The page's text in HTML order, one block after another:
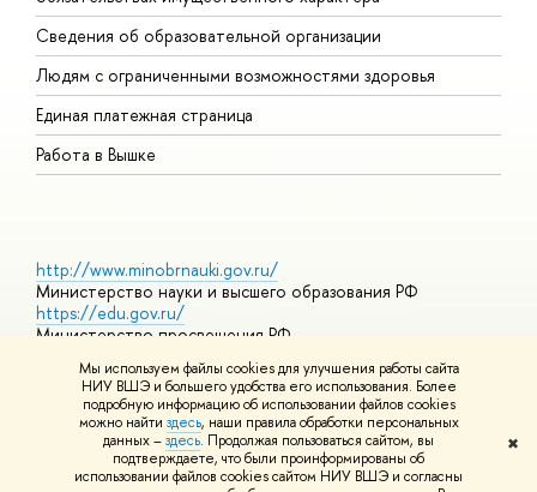
Мы используем файлы cookies для улучшения работы сайта
НИУ ВШЭ и большего удобства его использования. Более
подробную информацию об использовании файлов cookies
можно найти здесь, наши правила обработки персональных
данных –здесь. Продолжая пользоваться сайтом, вы
подтверждаете, что были проинформированы об
использовании файлов cookies сайтом НИУ ВШЭ и согласны
✖
Сведения об образовательной организации
Людям с ограниченными возможностями здоровья
Единая платежная страница
Работа в Вышке
http://www.minobrnauki.gov.ru/
Министерство науки и высшего образования РФ
https://edu.gov.ru/
Министерство просвещения РФ
Массовые открытые онлайн-курсы
© НИУ ВШЭ 1993–2026 Адреса и контактыУсловия
использования материалов Политика конфиденциальности